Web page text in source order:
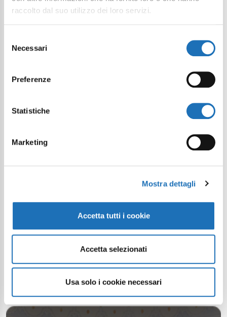
raccolto dal suo utilizzo dei loro servizi.
delNecessari
Preferenze
Statistiche
Marketing
Mostra dettagli
Accetta tutti i cookie
Accetta selezionati
Usa solo i cookie necessari